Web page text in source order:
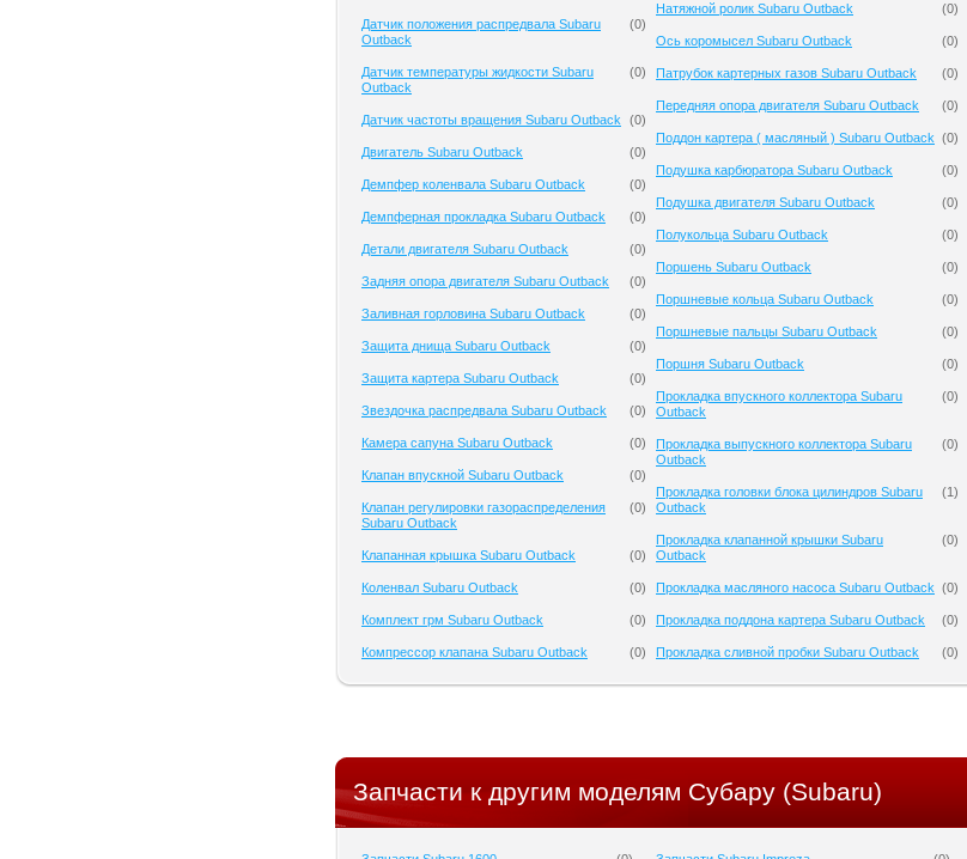
Датчик положения распредвала Subaru
Outback
(0)
Датчик температуры жидкости Subaru
Outback
(0)
Датчик частоты вращения Subaru Outback (0)
Двигатель Subaru Outback (0)
Демпфер коленвала Subaru Outback (0)
Демпферная прокладка Subaru Outback (0)
Детали двигателя Subaru Outback (0)
Задняя опора двигателя Subaru Outback (0)
Заливная горловина Subaru Outback (0)
Защита днища Subaru Outback (0)
Защита картера Subaru Outback (0)
Звездочка распредвала Subaru Outback (0)
Камера сапуна Subaru Outback (0)
Клапан впускной Subaru Outback (0)
Клапан регулировки газораспределения
Subaru Outback
(0)
Клапанная крышка Subaru Outback (0)
Коленвал Subaru Outback (0)
Комплект грм Subaru Outback (0)
Компрессор клапана Subaru Outback (0)
Натяжной ролик Subaru Outback (0)
Ось коромысел Subaru Outback (0)
Патрубок картерных газов Subaru Outback (0)
Передняя опора двигателя Subaru Outback (0)
Поддон картера ( масляный ) Subaru Outback (0)
Подушка карбюратора Subaru Outback (0)
Подушка двигателя Subaru Outback (0)
Полукольца Subaru Outback (0)
Поршень Subaru Outback (0)
Поршневые кольца Subaru Outback (0)
Поршневые пальцы Subaru Outback (0)
Поршня Subaru Outback (0)
Прокладка впускного коллектора Subaru
Outback
(0)
Прокладка выпускного коллектора Subaru
Outback
(0)
Прокладка головки блока цилиндров Subaru
Outback
(1)
Прокладка клапанной крышки Subaru
Outback
(0)
Прокладка масляного насоса Subaru Outback (0)
Прокладка поддона картера Subaru Outback (0)
Прокладка сливной пробки Subaru Outback (0)
Запчасти к другим моделям Субару (Subaru)